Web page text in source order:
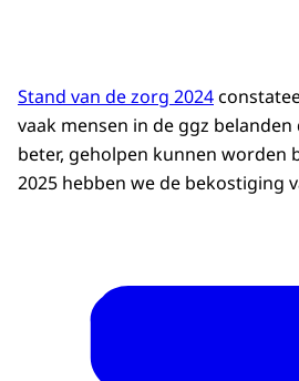
Stand van de zorg 2024
vaak mensen in de ggz
beter, geholpen kunnen worden
2025 hebben we de bekostiging